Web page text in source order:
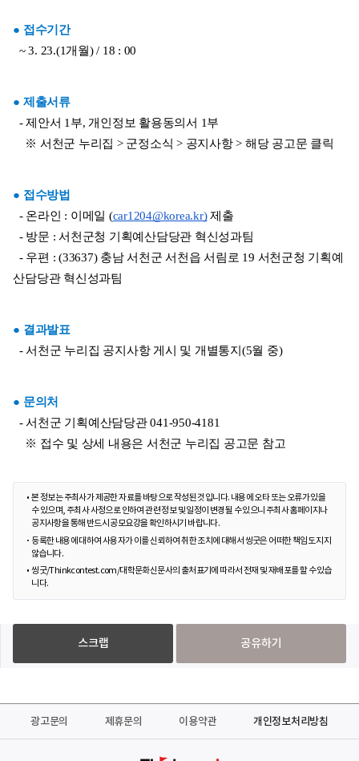
● 접수기간
~ 3. 23.(1개월) / 18 : 00
● 제출서류
- 제안서 1부, 개인정보 활용동의서 1부
※ 서천군 누리집 > 군정소식 > 공지사항 > 해당 공고문 클릭
● 접수방법
- 온라인 : 이메일 (car1204@korea.kr) 제출
- 방문 : 서천군청 기획예산담당관 혁신성과팀
- 우편 : (33637) 충남 서천군 서천읍 서림로 19 서천군청 기획예
산담당관 혁신성과팀
● 결과발표
- 서천군 누리집 공지사항 게시 및 개별통지(5월 중)
● 문의처
- 서천군 기획예산담당관 041-950-4181
※ 접수 및 상세 내용은 서천군 누리집 공고문 참고
본 정보는 주최사가 제공한 자료를 바탕으로 작성된 것입니다. 내용에 오타 또는 오류가 있을
수 있으며, 주최사 사정으로 인하여 관련 정보 및 일정이 변경될 수 있으니 주최사 홈페이지나
공지사항을 통해 반드시 공모요강을 확인하시기 바랍니다.
등록한 내용에 대하여 사용자가 이를 신뢰하여 취한 조치에 대해서 씽굿은 어떠한 책임도 지지
않습니다.
씽굿/Thinkcontest.com/대학문화신문사의 출처표기에 따라서 전재 및 재배포를 할 수 있습
니다.
스크랩 공유하기
광고문의 제휴문의 이용약관 개인정보처리방침